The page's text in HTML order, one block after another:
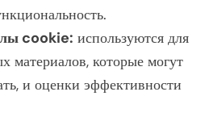
cookie: используются для
материалов, которые могут
и оценки эффективности